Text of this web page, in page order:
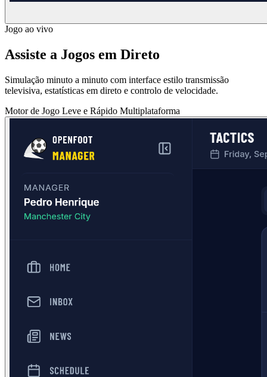
Jogo ao vivo
Assiste a Jogos em Direto
Simulação minuto a minuto com interface estilo transmissão
televisiva, estatísticas em direto e controlo de velocidade.
Motor de Jogo Leve e Rápido Multiplataforma